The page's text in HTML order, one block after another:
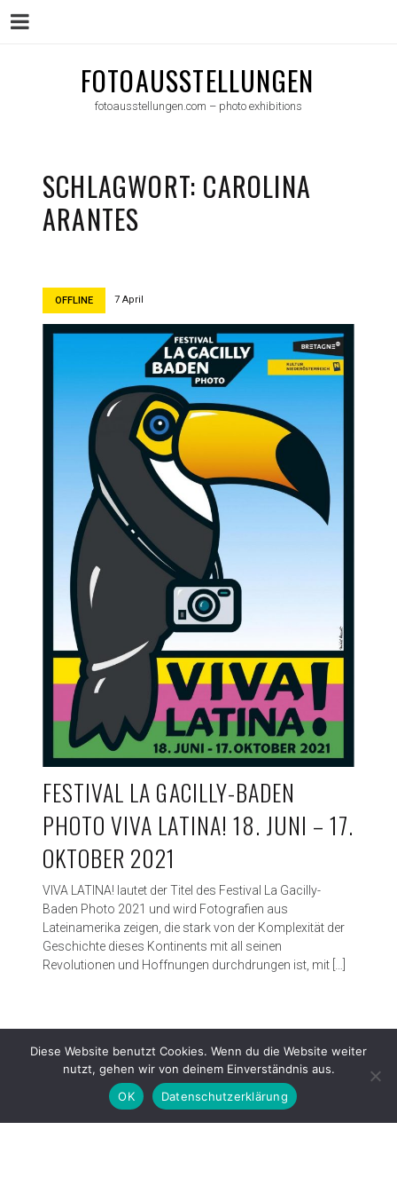
FOTOAUSSTELLUNGEN
fotoausstellungen.com – photo exhibitions
SCHLAGWORT: CAROLINA
ARANTES
OFFLINE 7 April
FESTIVAL LA GACILLY-BADEN
PHOTO VIVA LATINA! 18. JUNI – 17.
OKTOBER 2021
VIVA LATINA! lautet der Titel des Festival La Gacilly-
Baden Photo 2021 und wird Fotografien aus
Lateinamerika zeigen, die stark von der Komplexität der
Geschichte dieses Kontinents mit all seinen
Revolutionen und Hoffnungen durchdrungen ist, mit […]
Menu
Diese Website benutzt Cookies. Wenn du die Website weiter
nutzt, gehen wir von deinem Einverständnis aus.
OK
Datenschutzerklärung